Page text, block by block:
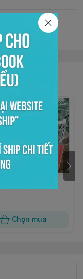
Chọn mua